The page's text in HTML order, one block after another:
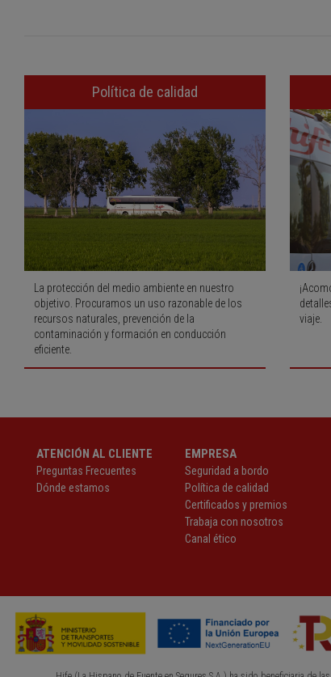
Política de calidad
La protección del medio ambiente en nuestro
objetivo. Procuramos un uso razonable de los
recursos naturales, prevención de la
contaminación y formación en conducción
eficiente.
viaje.
ATENCIÓN AL CLIENTE
Preguntas Frecuentes
Dónde estamos
EMPRESA
Seguridad a bordo
Política de calidad
Certificados y premios
Trabaja con nosotros
Canal ético